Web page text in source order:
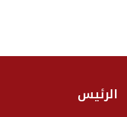
الرئيس